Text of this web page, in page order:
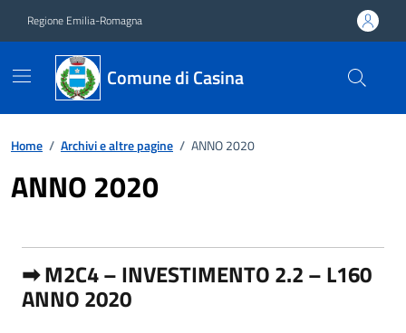
Regione Emilia-Romagna
Comune di Casina
Home / Archivi e altre pagine / ANNO 2020
ANNO 2020
➡ M2C4 – INVESTIMENTO 2.2 – L160
ANNO 2020